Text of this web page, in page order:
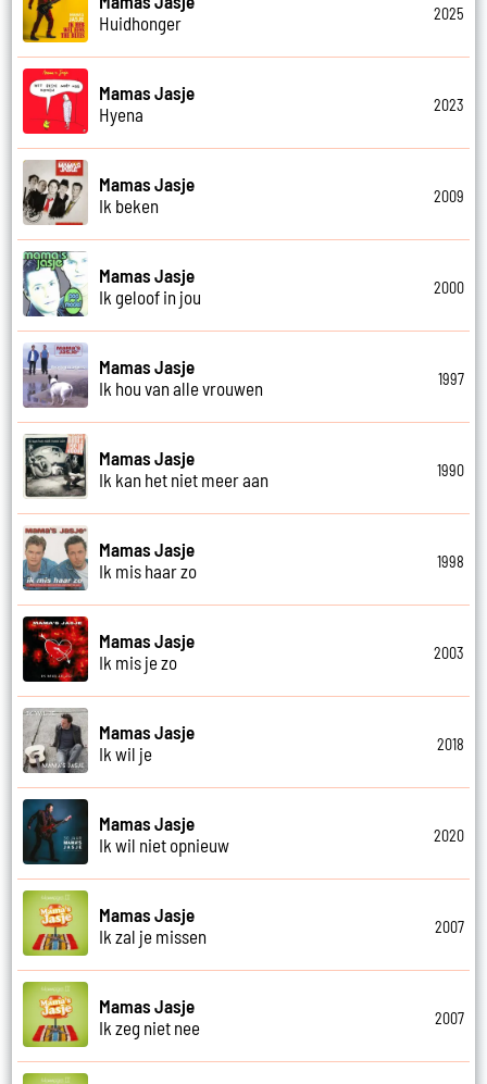
Huidhonger
2025
Mamas Jasje
Hyena
2023
Mamas Jasje
Ik beken
2009
Mamas Jasje
Ik geloof in jou
2000
Mamas Jasje
Ik hou van alle vrouwen
1997
Mamas Jasje
Ik kan het niet meer aan
1990
Mamas Jasje
Ik mis haar zo
1998
Mamas Jasje
Ik mis je zo
2003
Mamas Jasje
Ik wil je
2018
Mamas Jasje
Ik wil niet opnieuw
2020
Mamas Jasje
Ik zal je missen
2007
Mamas Jasje
Ik zeg niet nee
2007